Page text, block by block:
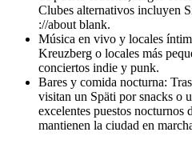
Clubes alternativos incluyen
://about blank.
Música en vivo y locales
Kreuzberg o locales más
conciertos indie y punk.
Bares y comida nocturna:
visitan un Späti por snacks o
excelentes puestos nocturnos
mantienen la ciudad en